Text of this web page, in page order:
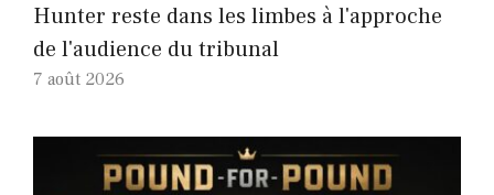
Hunter reste dans les limbes à l'approche
de l'audience du tribunal
7 août 2026